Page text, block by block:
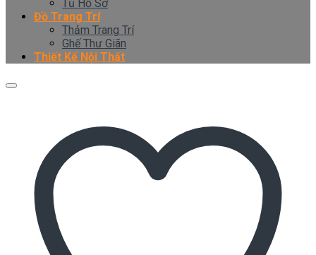
Tủ Hồ Sơ
Đồ Trang Trí
Thảm Trang Trí
Ghế Thư Giãn
Thiết Kế Nội Thất